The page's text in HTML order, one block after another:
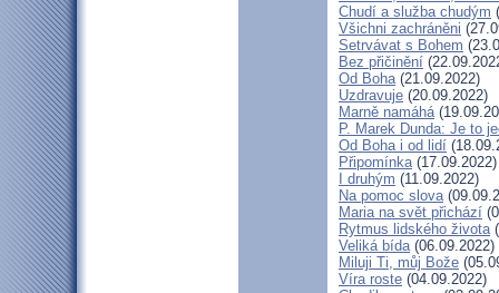
Chudí a služba chudým
Všichni zachráněni
Setrvávat s Bohem
Bez přičinění
Od Boha(21.09.2022)
Uzdravuje (20.09.2022)
Marně namáhá
P. Marek Dunda: Je to
Od Boha i od lidí
Připomínka(17.09.2022)
I druhým (11.09.2022)
Na pomoc slova
Maria na svět přichází
Rytmus lidského života
Veliká bída(06.09.2022)
Miluji Ti, můj Bože
Víra roste (04.09.2022)